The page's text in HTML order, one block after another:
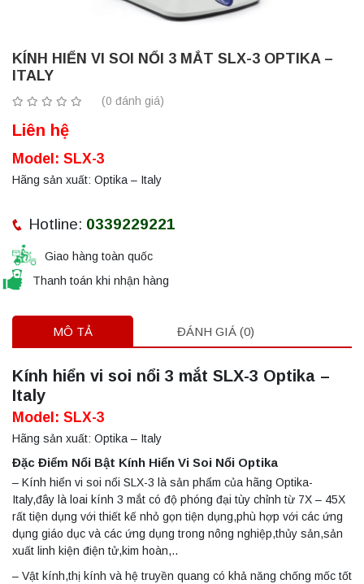
KÍNH HIỂN VI SOI NỔI 3 MẮT SLX-3 OPTIKA –
ITALY
(0 đánh giá)
Liên hệ
Model: SLX-3
Hãng sản xuất: Optika – Italy
Hotline: 0339229221
Giao hàng toàn quốc
Thanh toán khi nhận hàng
MÔ TẢ ĐÁNH GIÁ (0)
Kính hiển vi soi nổi 3 mắt SLX-3 Optika –
Italy
Model: SLX-3
Hãng sản xuất: Optika – Italy
Đặc Điểm Nổi Bật Kính Hiển Vi Soi Nổi Optika
– Kính hiển vi soi nổi SLX-3 là sản phẩm của hãng Optika-
Italy,đây là loai kính 3 mắt có độ phóng đại tùy chỉnh từ 7X – 45X
rất tiện dụng với thiết kế nhỏ gọn tiện dụng,phù hợp với các ứng
dụng giáo dục và các ứng dụng trong nông nghiệp,thủy sản,sản
xuất linh kiện điện tử,kim hoàn,..
– Vật kính,thị kính và hệ truyền quang có khả năng chống mốc tốt